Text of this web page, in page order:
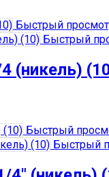
Быстрый
Быстрый
(никель)
Быстрый
Быстрый